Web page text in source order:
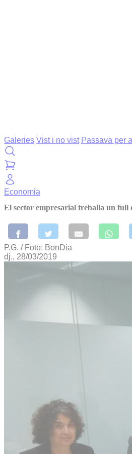
Galeries Vist i no vist Passava per
Economia
El sector empresarial treballa un full
P.G. / Foto: BonDia
dj., 28/03/2019